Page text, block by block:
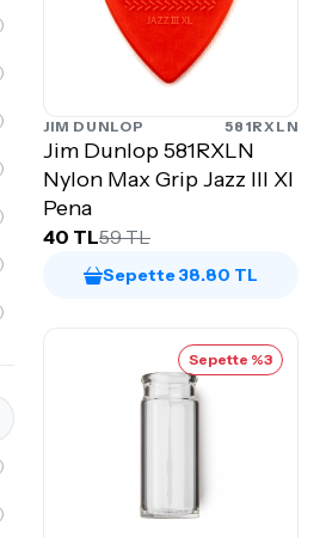
JIM DUNLOP 581RXLN
Jim Dunlop 581RXLN
Nylon Max Grip Jazz III Xl
Pena
40 TL59 TL
Sepette 38.80 TL
Sepette %3